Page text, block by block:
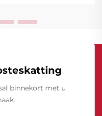
binnekort met u